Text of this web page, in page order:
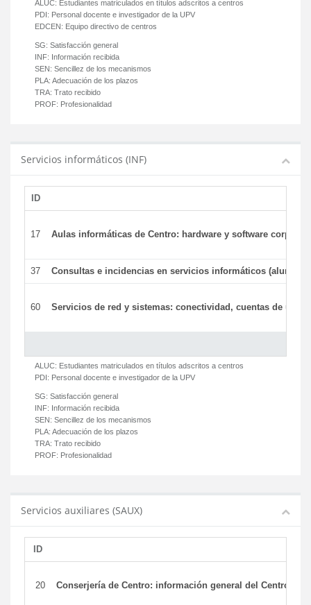
ALUC: Estudiantes matriculados en títulos adscritos a centros
PDI: Personal docente e investigador de la UPV
EDCEN: Equipo directivo de centros
SG: Satisfacción general
INF: Información recibida
SEN: Sencillez de los mecanismos
PLA: Adecuación de los plazos
TRA: Trato recibido
PROF: Profesionalidad
Servicios informáticos (INF)
ID
17 Aulas informáticas de Centro: hardware y software
37 Consultas e incidencias en servicios informáticos (alumnos)
60 Servicios de red y sistemas: conectividad, cuentas de
ALUC: Estudiantes matriculados en títulos adscritos a centros
PDI: Personal docente e investigador de la UPV
SG: Satisfacción general
INF: Información recibida
SEN: Sencillez de los mecanismos
PLA: Adecuación de los plazos
TRA: Trato recibido
PROF: Profesionalidad
Servicios auxiliares (SAUX)
ID
20 Conserjería de Centro: información general del Centro y